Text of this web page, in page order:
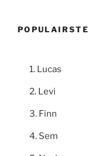
Lucas
Levi
Finn
Sem